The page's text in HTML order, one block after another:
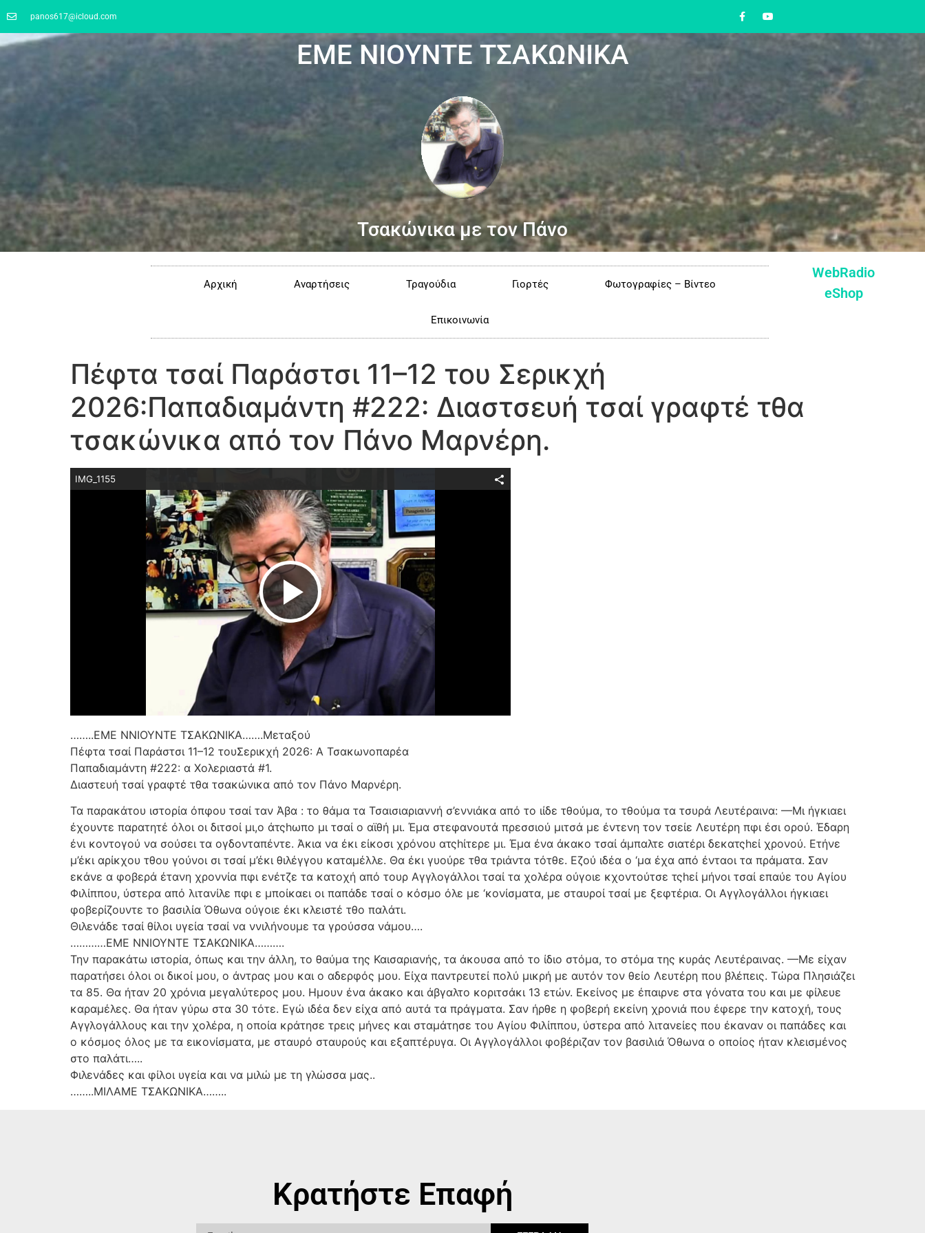
panos617@icloud.com
ΕΜΕ ΝΙΟΥΝΤΕ ΤΣΑΚΩΝΙΚΑ
Τσακώνικα με τον Πάνο
Αρχική Αναρτήσεις Τραγούδια Γιορτές Φωτογραφίες – Βίντεο
Επικοινωνία
WebRadio
eShop
Πέφτα τσαί Παράστσι 11–12 του Σερικχή
2026:Παπαδιαμάντη #222: Διαστσευή τσαί γραφτέ τθα
τσακώνικα από τον Πάνο Μαρνέρη.
IMG_1155
Play Video
……..ΕΜΕ ΝΝΙΟΥΝΤΕ ΤΣΑΚΩΝΙΚΑ…….Μεταξού
Πέφτα τσαί Παράστσι 11–12 τουΣερικχή 2026: Α Τσακωνοπαρέα
Παπαδιαμάντη #222: α Χολεριαστά #1.
Διαστευή τσαί γραφτέ τθα τσακώνικα από τον Πάνο Μαρνέρη.
Τα παρακάτου ιστορία όπφου τσαί ταν Άβα : το θάμα τα Τσαισιαριαννή σ’εννιάκα από το ιίδε τθούμα, το τθούμα τα τσυρά Λευτέραινα: —Μι ήγκιαει
έχουντε παρατητέ όλοι οι διτσοί μι,ο άτςhωπο μι τσαί ο αϊθή μι. Έμα στεφανουτά πρεσσιού μιτσά με έντενη τον τσείε Λευτέρη πφι έσι ορού. Έδαρη
ένι κοντογού να σούσει τα ογδονταπέντε. Άκια να έκι είκοσι χρόνου ατςhίτερε μι. Έμα ένα άκακο τσαί άμπαλτε σιατέρι δεκατςhεί χρονού. Ετήνε
μ’έκι αρίκχου τθου γούνοι σι τσαί μ’έκι θιλέγγου καταμέλλε. Θα έκι γυούρε τθα τριάντα τότθε. Εζού ιδέα ο ‘μα έχα από ένταοι τα πράματα. Σαν
εκάνε α φοβερά έτανη χροννία πφι ενέτζε τα κατοχή από τουρ Αγγλογάλλοι τσαί τα χολέρα ούγοιε κχοντούτσε τςhεί μήνοι τσαί επαύε του Αγίου
Φιλίππου, ύστερα από λιτανίλε πφι ε μποίκαει οι παπάδε τσαί ο κόσμο όλε με ‘κονίσματα, με σταυροί τσαί με ξεφτέρια. Οι Αγγλογάλλοι ήγκιαει
φοβερίζουντε το βασιλία Όθωνα ούγοιε έκι κλειστέ τθο παλάτι.
Θιλενάδε τσαί θίλοι υγεία τσαί να ννιλήνουμε τα γρούσσα νάμου….
…………ΕΜΕ ΝΝΙΟΥΝΤΕ ΤΣΑΚΩΝΙΚΑ……….
Την παρακάτω ιστορία, όπως και την άλλη, το θαύμα της Καισαριανής, τα άκουσα από το ίδιο στόμα, το στόμα της κυράς Λευτέραινας. —Με είχαν
παρατήσει όλοι οι δικοί μου, ο άντρας μου και ο αδερφός μου. Είχα παντρευτεί πολύ μικρή με αυτόν τον θείο Λευτέρη που βλέπεις. Τώρα Πλησιάζει
τα 85. Θα ήταν 20 χρόνια μεγαλύτερος μου. Ημουν ένα άκακο και άβγαλτο κοριτσάκι 13 ετών. Εκείνος με έπαιρνε στα γόνατα του και με φίλευε
καραμέλες. Θα ήταν γύρω στα 30 τότε. Εγώ ιδέα δεν είχα από αυτά τα πράγματα. Σαν ήρθε η φοβερή εκείνη χρονιά που έφερε την κατοχή, τους
Αγγλογάλλους και την χολέρα, η οποία κράτησε τρεις μήνες και σταμάτησε του Αγίου Φιλίππου, ύστερα από λιτανείες που έκαναν οι παπάδες και
ο κόσμος όλος με τα εικονίσματα, με σταυρό σταυρούς και εξαπτέρυγα. Οι Αγγλογάλλοι φοβέριζαν τον βασιλιά Όθωνα ο οποίος ήταν κλεισμένος
στο παλάτι…..
Φιλενάδες και φίλοι υγεία και να μιλώ με τη γλώσσα μας..
……..ΜΙΛΑΜΕ ΤΣΑΚΩΝΙΚΑ……..
Κρατήστε Επαφή